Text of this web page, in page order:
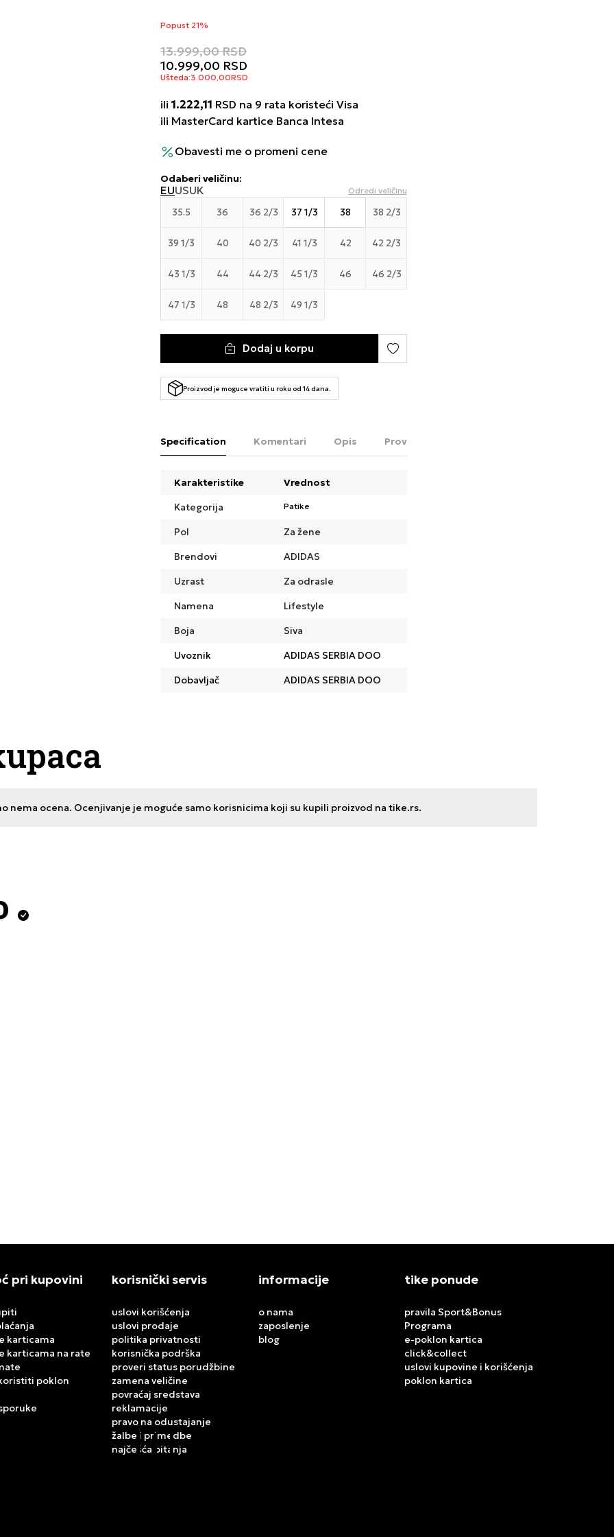
Popust 21%
13.999,00RSD
10.999,00 RSD
Ušteda:3.000,00RSD
ili 1.222,11 RSD na 9 rata koristeći Visa
ili MasterCard kartice Banca Intesa
Obavesti me o promeni cene
Odaberi veličinu:
EUUSUK Odredi veličinu
35.5 36 36 2/3 37 1/3 38 38 2/3
39 1/3 40 40 2/3 41 1/3 42 42 2/3
43 1/3 44 44 2/3 45 1/3 46 46 2/3
47 1/3 48 48 2/3 49 1/3
Dodaj u korpu
Proizvod je moguce vratiti u roku od 14 dana.
Specification Komentari Opis Proveri dostupnost u radnjama
Karakteristike
Vrednost
Kategorija
Patike
Pol
Za žene
Brendovi
ADIDAS
Uzrast
Za odrasle
Namena
Lifestyle
Boja
Siva
Uvoznik
ADIDAS SERBIA DOO
Dobavljač
ADIDAS SERBIA DOO
nema ocena. Ocenjivanje je moguće samo korisnicima koji su kupili proizvod na tike.rs.
pri kupovini
karticama
karticama na rate
poklon
korisnički servis
uslovi korišćenja
uslovi prodaje
politika privatnosti
korisnička podrška
proveri status porudžbine
zamena veličine
povraćaj sredstava
reklamacije
pravo na odustajanje
žalbe i primedbe
najčešća pitanja
informacije
o nama
zaposlenje
blog
tike ponude
pravila Sport&Bonus
Programa
e-poklon kartica
click&collect
uslovi kupovine i korišćenja
poklon kartica